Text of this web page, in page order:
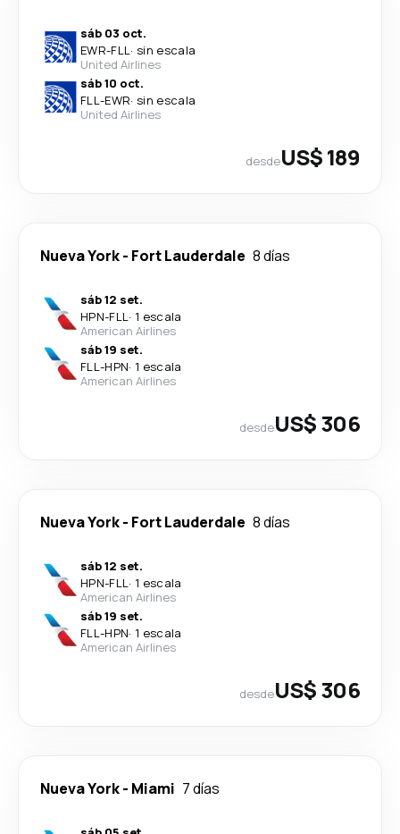
sáb 03 oct.
EWR-FLL· sin escala
United Airlines
sáb 10 oct.
FLL-EWR· sin escala
United Airlines
desdeUS$ 189
Nueva York- Fort Lauderdale 8 días
sáb 12 set.
HPN-FLL· 1 escala
American Airlines
sáb 19 set.
FLL-HPN· 1 escala
American Airlines
desdeUS$ 306
Nueva York- Fort Lauderdale 8 días
sáb 12 set.
HPN-FLL· 1 escala
American Airlines
sáb 19 set.
FLL-HPN· 1 escala
American Airlines
desdeUS$ 306
Nueva York- Miami 7 días